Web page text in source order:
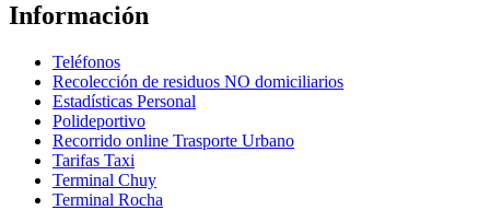
Información
Teléfonos
Recolección de residuos NO domiciliarios
Estadísticas Personal
Polideportivo
Recorrido online Trasporte Urbano
Tarifas Taxi
Terminal Chuy
Terminal Rocha